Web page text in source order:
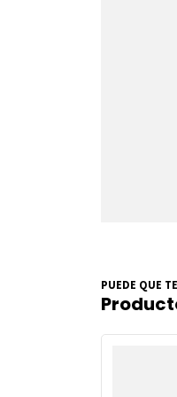
PUEDE QUE